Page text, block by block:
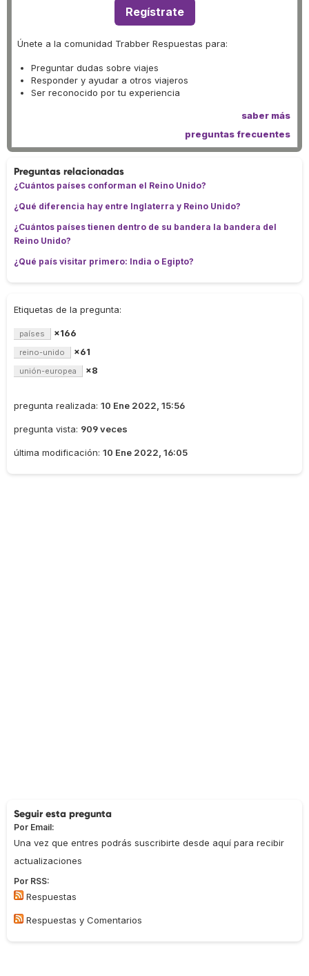
Regístrate
Únete a la comunidad Trabber Respuestas para:
Preguntar dudas sobre viajes
Responder y ayudar a otros viajeros
Ser reconocido por tu experiencia
saber más
preguntas frecuentes
Preguntas relacionadas
¿Cuántos países conforman el Reino Unido?
¿Qué diferencia hay entre Inglaterra y Reino Unido?
¿Cuántos países tienen dentro de su bandera la bandera del
Reino Unido?
¿Qué país visitar primero: India o Egipto?
Etiquetas de la pregunta:
países ×166
reino-unido ×61
unión-europea ×8
pregunta realizada: 10 Ene 2022, 15:56
pregunta vista: 909 veces
última modificación: 10 Ene 2022, 16:05
Seguir esta pregunta
Por Email:
Una vez que entres podrás suscribirte desde aquí para recibir
actualizaciones
Por RSS:
Respuestas
Respuestas y Comentarios